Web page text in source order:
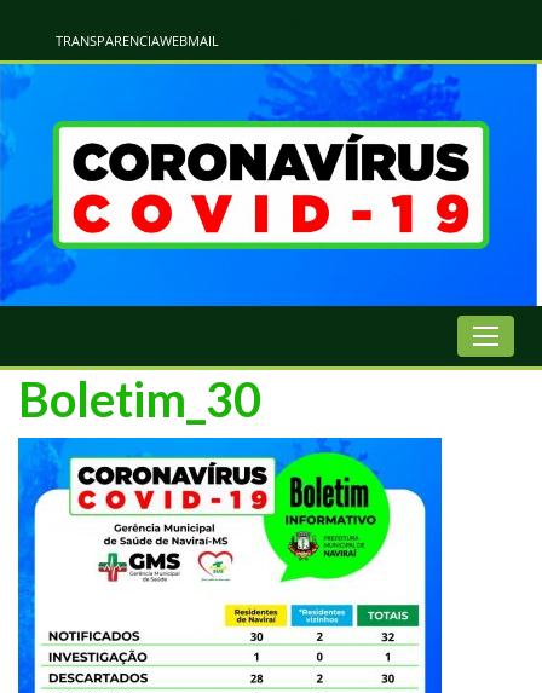
TRANSPARENCIAWEBMAIL
Boletim_30